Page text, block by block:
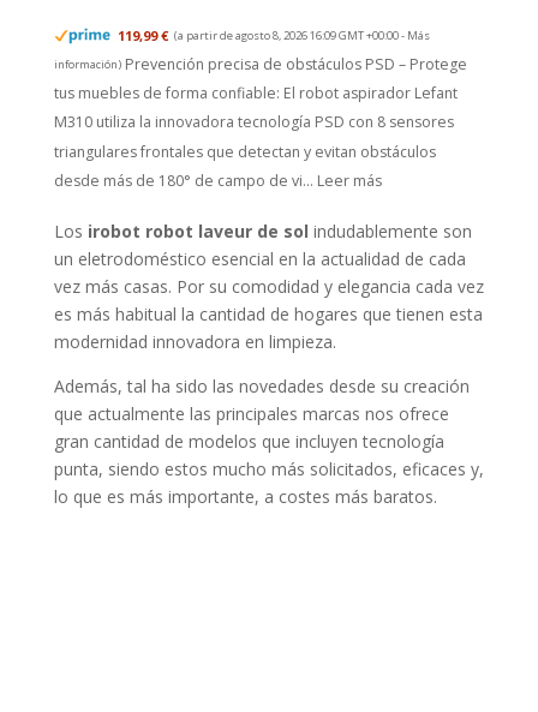
119,99 € (a partir de agosto 8, 2026 16:09 GMT +00:00 - Más
información) Prevención precisa de obstáculos PSD – Protege
tus muebles de forma confiable: El robot aspirador Lefant
M310 utiliza la innovadora tecnología PSD con 8 sensores
triangulares frontales que detectan y evitan obstáculos
desde más de 180° de campo de vi... Leer más
Los irobot robot laveur de sol indudablemente son
un eletrodoméstico esencial en la actualidad de cada
vez más casas. Por su comodidad y elegancia cada vez
es más habitual la cantidad de hogares que tienen esta
modernidad innovadora en limpieza.
Además, tal ha sido las novedades desde su creación
que actualmente las principales marcas nos ofrece
gran cantidad de modelos que incluyen tecnología
punta, siendo estos mucho más solicitados, eficaces y,
lo que es más importante, a costes más baratos.